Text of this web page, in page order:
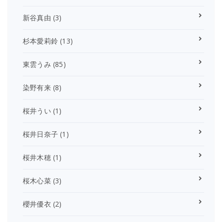
新谷真由 (3)
杉本愛莉鈴 (13)
東雲うみ (85)
染野有来(8)
桜井うい (1)
桜井日奈子 (1)
桜井木穂(1)
桜木心菜(3)
櫻井優衣 (2)